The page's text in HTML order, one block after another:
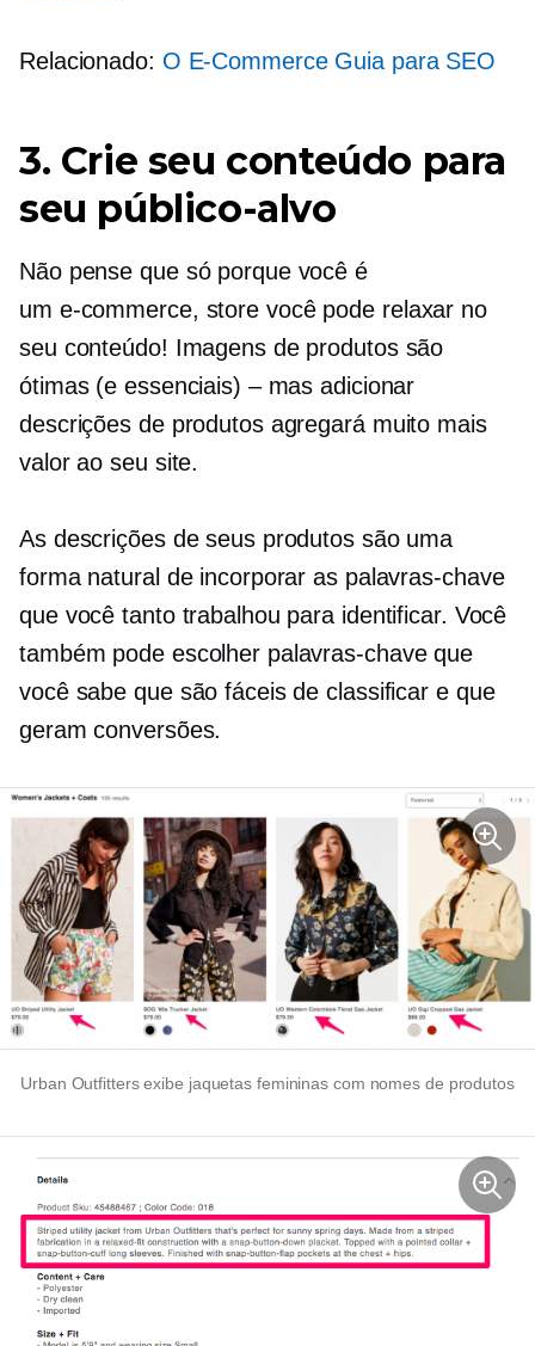
Relacionado: O E-CommerceGuia para SEO
3. Crie seu conteúdo para
seu público-alvo
Não pense que só porque você é
um e-commerce, store você pode relaxar no
seu conteúdo! Imagens de produtos são
ótimas (e essenciais) – mas adicionar
descrições de produtos agregará muito mais
valor ao seu site.
As descrições de seus produtos são uma
forma natural de incorporar as palavras-chave
que você tanto trabalhou para identificar. Você
também pode escolher palavras-chave que
você sabe que são fáceis de classificar e que
geram conversões.
Urban Outfitters exibe jaquetas femininas com nomes de produtos